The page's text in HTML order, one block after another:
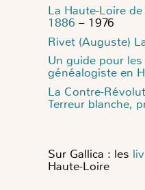
La Haute-Loire
1886 – 1976
Rivet (Auguste)
Un guide pour
généalogiste en
La Contre-
Terreur blanche,
Sur Gallica : les
Haute-Loire